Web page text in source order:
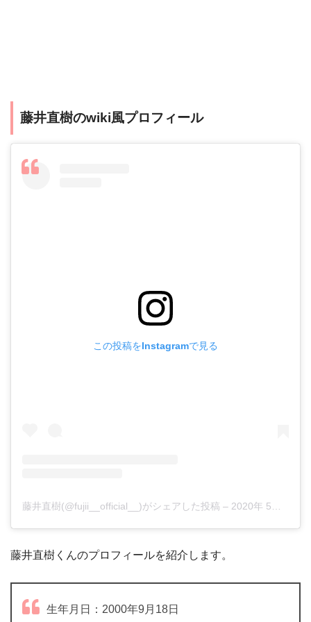
藤井直樹のwiki風プロフィール
この投稿をInstagramで見る
藤井直樹(@fujii__official__)がシェアした投稿 – 2020年 5月月25日午前9時37分PDT
藤井直樹くんのプロフィールを紹介します。
生年月日：2000年9月18日